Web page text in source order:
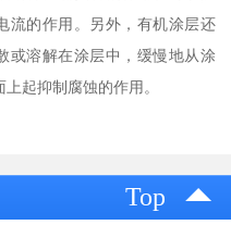
流的作用。另外，有机涂层还
或溶解在涂层中，缓慢地从涂
起抑制腐蚀的作用。
Top